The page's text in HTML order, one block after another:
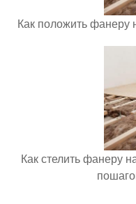
Как положить фанеру
Как стелить фанеру